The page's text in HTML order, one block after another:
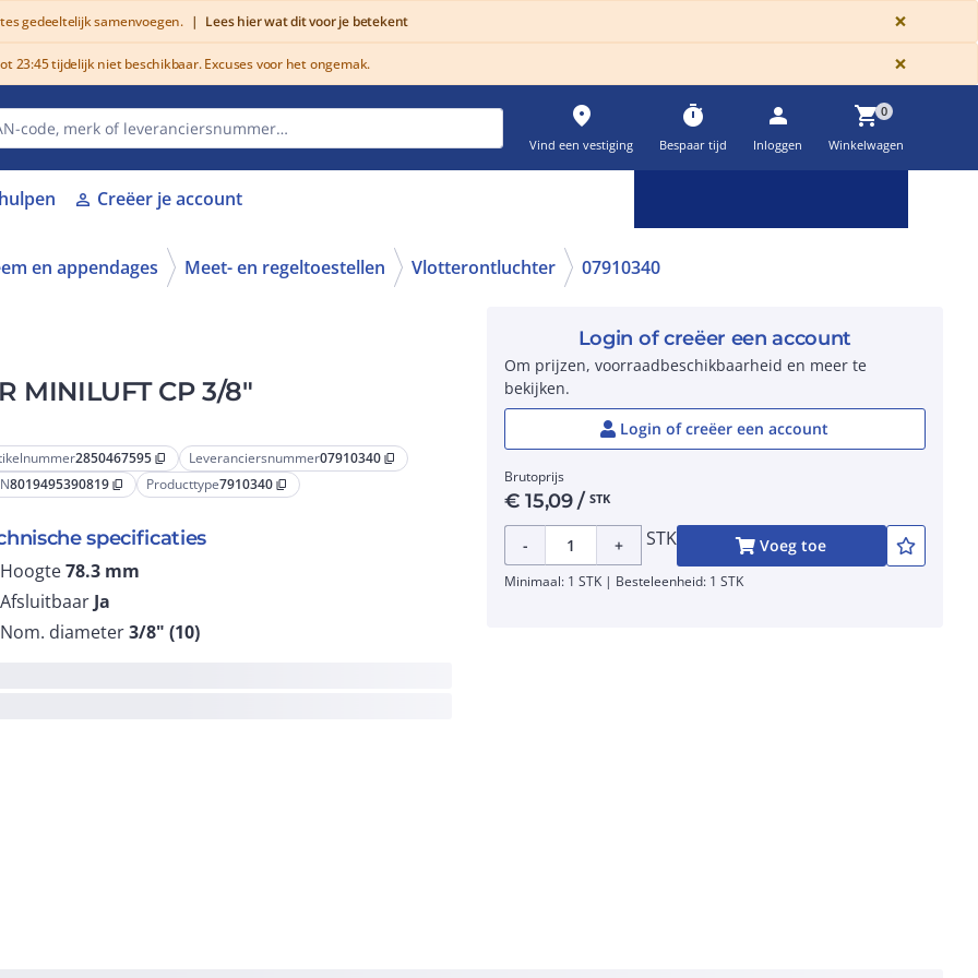
gedeeltelijk samenvoegen. | Lees hier wat dit voor je betekent ×
23:45 tijdelijk niet beschikbaar. Excuses voor het ongemak. ×
place
Vind een vestiging
timer
Bespaar tijd
person
Inloggen
shopping_cart0
Winkelwagen
person Creëer je account
en appendages Meet- en regeltoestellen Vlotterontluchter 07910340
MINILUFT CP 3/8"
2850467595 content_copy Leveranciersnummer07910340 content_copy
8019495390819 content_copy Producttype7910340 content_copy
specificaties
Hoogte78.3 mm
Afsluitbaar Ja
Nom. diameter3/8" (10)
Login of creëer een account
Om prijzen, voorraadbeschikbaarheid en meer te
bekijken.
Login of creëer een account
Brutoprijs
€15,09/ STK
- + STK Voeg toe
Minimaal: 1 STK | Besteleenheid: 1 STK